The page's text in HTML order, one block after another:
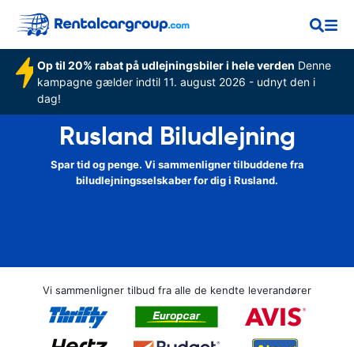
Op til 20% rabat på udlejningsbiler i hele verden Denne
kampagne gælder indtil 11. august 2026 - udnyt den i
dag!
Rusland Biludlejning
Spar tid og penge. Vi sammenligner tilbuddene fra
biludlejningsselskaber for dig i Rusland.
Vi sammenligner tilbud fra alle de kendte leverandører